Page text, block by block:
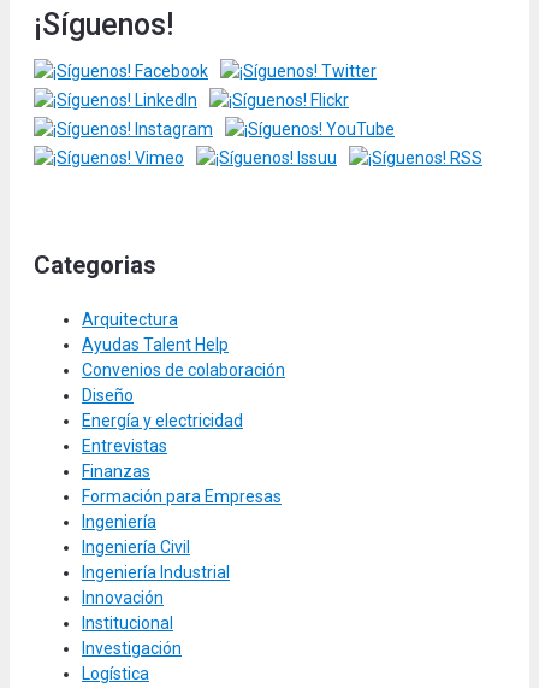
¡Síguenos!
Categorias
Arquitectura
Ayudas Talent Help
Convenios de colaboración
Diseño
Energía y electricidad
Entrevistas
Finanzas
Formación para Empresas
Ingeniería
Ingeniería Civil
Ingeniería Industrial
Innovación
Institucional
Investigación
Logística